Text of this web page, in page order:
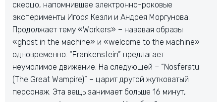
скерцо, напомнившее электронно-роковые
эксперименты Игоря Кезли и Андрея Моргунова.
Продолжает тему «Workers» – навевая образы
«ghost in the мachine» и «welcome to the мachine»
одновременно. “Frankenstein” предлагает
неумолимое движение. На следующей – “Nosferatu
(The Great Wampire)” – царит другой жутковатый
персонаж. Эта вещь занимает больше 16 минут,